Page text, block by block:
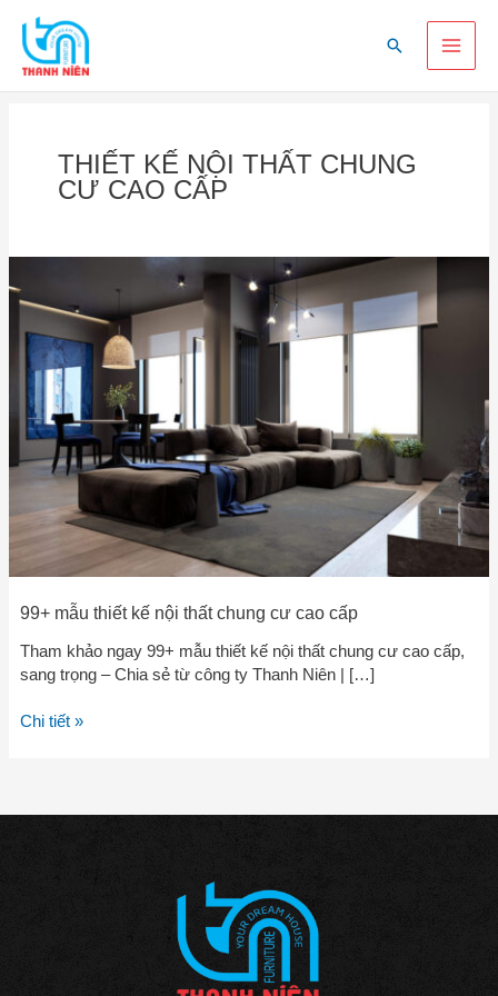
content
Search
Main
THIẾT KẾ NỘI THẤT CHUNG
CƯ CAO CẤP
99+ mẫu thiết kế nội thất chung cư cao cấp
Tham khảo ngay 99+ mẫu thiết kế nội thất chung cư cao cấp,
sang trọng – Chia sẻ từ công ty Thanh Niên | […]
mẫu
thiết
kế
nội
chung
cư
cấp
Chi tiết »